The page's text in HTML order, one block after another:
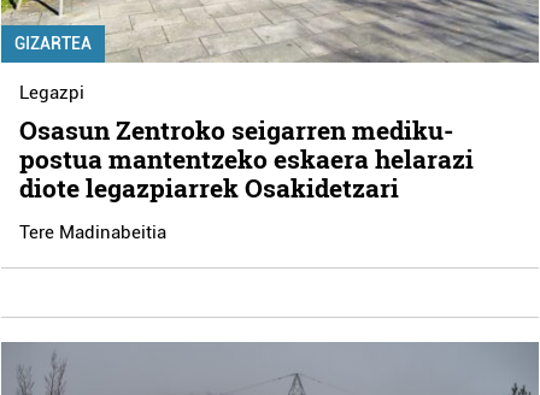
GIZARTEA
Legazpi
Osasun Zentroko seigarren mediku-
postua mantentzeko eskaera helarazi
diote legazpiarrek Osakidetzari
Tere Madinabeitia